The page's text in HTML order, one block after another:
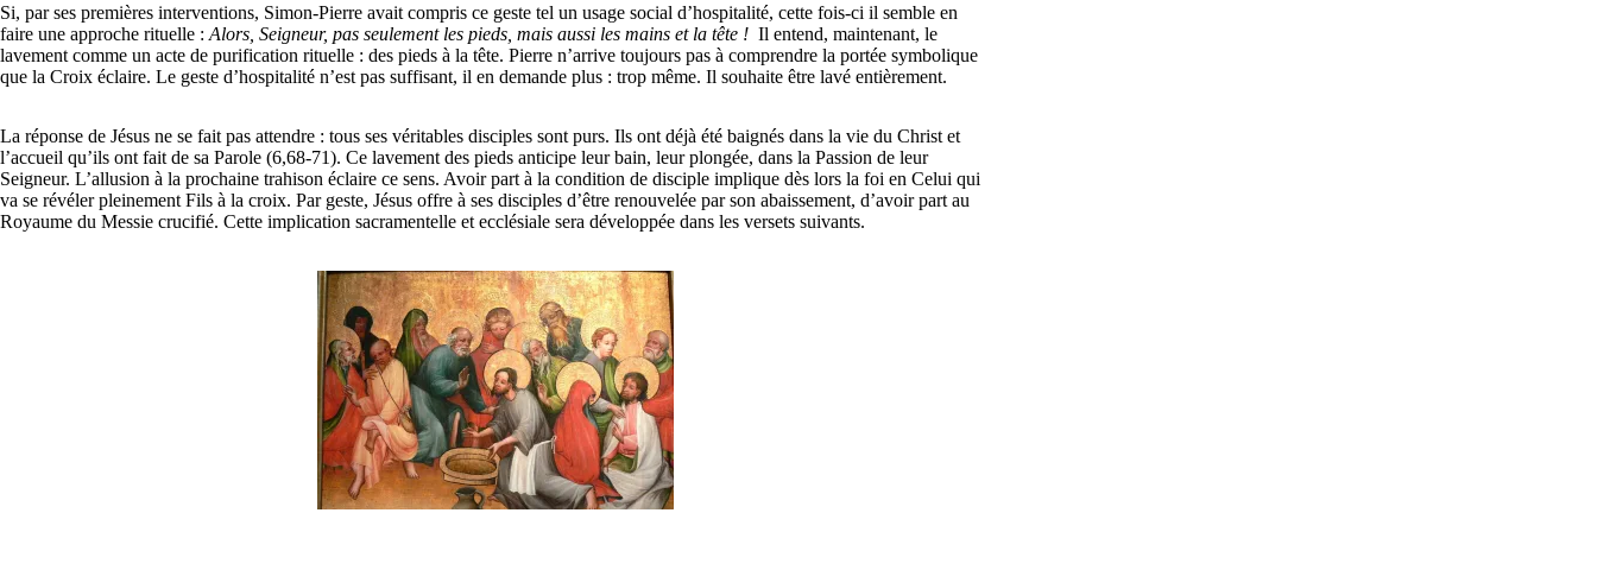
Si, par ses premières interventions, Simon-Pierre avait compris ce geste tel un usage social d’hospitalité, cette fois-ci il semble en
faire une approche rituelle : Alors, Seigneur, pas seulement les pieds, mais aussi les mains et la tête ! Il entend, maintenant, le
lavement comme un acte de purification rituelle : des pieds à la tête. Pierre n’arrive toujours pas à comprendre la portée symbolique
que la Croix éclaire. Le geste d’hospitalité n’est pas suffisant, il en demande plus : trop même. Il souhaite être lavé entièrement.
La réponse de Jésus ne se fait pas attendre : tous ses véritables disciples sont purs. Ils ont déjà été baignés dans la vie du Christ et
l’accueil qu’ils ont fait de sa Parole (6,68-71). Ce lavement des pieds anticipe leur bain, leur plongée, dans la Passion de leur
Seigneur. L’allusion à la prochaine trahison éclaire ce sens. Avoir part à la condition de disciple implique dès lors la foi en Celui qui
va se révéler pleinement Fils à la croix. Par geste, Jésus offre à ses disciples d’être renouvelée par son abaissement, d’avoir part au
Royaume du Messie crucifié. Cette implication sacramentelle et ecclésiale sera développée dans les versets suivants.